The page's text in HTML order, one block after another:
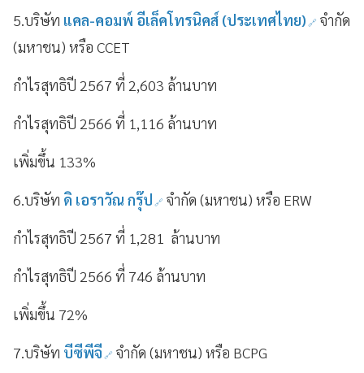
5.บริษัท แคล-คอมพ์ อีเล็คโทรนิคส์ (ประเทศไทย) จำกัด
(มหาชน) หรือ CCET
กำไรสุทธิปี 2567 ที่ 2,603 ล้านบาท
กำไรสุทธิปี 2566 ที่ 1,116 ล้านบาท
เพิ่มขึ้น 133%
6.บริษัท ดิ เอราวัณ กรุ๊ป จำกัด (มหาชน) หรือ ERW
กำไรสุทธิปี 2567 ที่ 1,281 ล้านบาท
กำไรสุทธิปี 2566 ที่ 746 ล้านบาท
เพิ่มขึ้น 72%
7.บริษัท บีซีพีจี จำกัด (มหาชน) หรือ BCPG